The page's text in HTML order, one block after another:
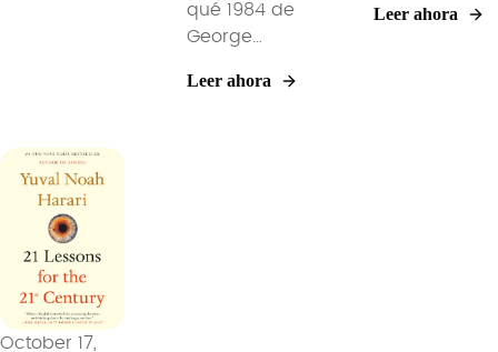
Kahneman
para aplicar
Pensar
rápido,
pensar
despacio
dentro de tu
sistema de
qué 1984 de
George
siendo
Leer ahora
las redes de
Leer ahora
October 17,